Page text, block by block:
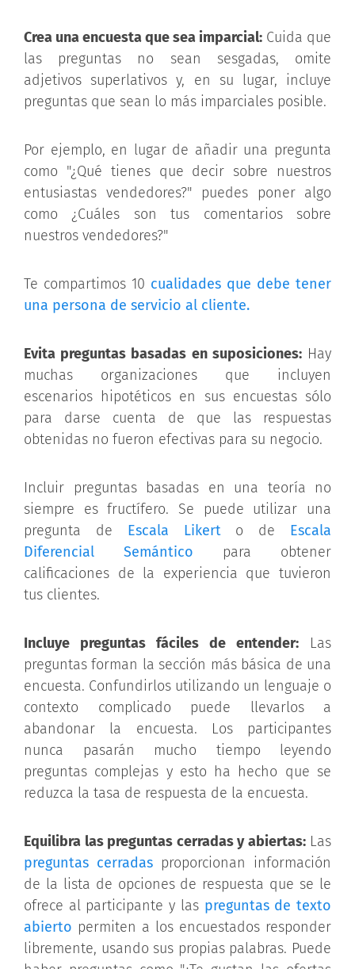
Crea una encuesta que sea imparcial: Cuida que
las preguntas no sean sesgadas, omite
adjetivos superlativos y, en su lugar, incluye
preguntas que sean lo más imparciales posible.
Por ejemplo, en lugar de añadir una pregunta
como "¿Qué tienes que decir sobre nuestros
entusiastas vendedores?" puedes poner algo
como ¿Cuáles son tus comentarios sobre
nuestros vendedores?"
Te compartimos 10 cualidades que debe tener
una persona de servicio al cliente.
Evita preguntas basadas en suposiciones:Hay
muchas organizaciones que incluyen
escenarios hipotéticos en sus encuestas sólo
para darse cuenta de que las respuestas
obtenidas no fueron efectivas para su negocio.
Incluir preguntas basadas en una teoría no
siempre es fructífero. Se puede utilizar una
pregunta de Escala Likerto de Escala
Diferencial Semántico para obtener
calificaciones de la experiencia que tuvieron
tus clientes.
Incluye preguntas fáciles de entender: Las
preguntas forman la sección más básica de una
encuesta. Confundirlos utilizando un lenguaje o
contexto complicado puede llevarlos a
abandonar la encuesta. Los participantes
nunca pasarán mucho tiempo leyendo
preguntas complejas y esto ha hecho que se
reduzca la tasa de respuesta de la encuesta.
Equilibra las preguntas cerradas y abiertas:Las
preguntas cerradas proporcionan información
de la lista de opciones de respuesta que se le
ofrece al participante y las preguntas de texto
abierto permiten a los encuestados responder
libremente, usando sus propias palabras. Puede